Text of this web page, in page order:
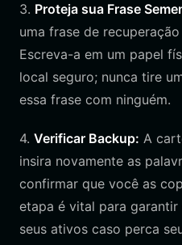
3. Proteja sua Frase
uma frase de
Escreva-a em um papel
local seguro; nunca tire
essa frase com ninguém.
4. Verificar Backup: A
insira novamente as
confirmar que você as
etapa é vital para
seus ativos caso perca